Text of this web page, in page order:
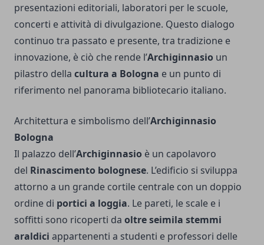
presentazioni editoriali, laboratori per le scuole,
concerti e attività di divulgazione. Questo dialogo
continuo tra passato e presente, tra tradizione e
innovazione, è ciò che rende l’Archiginnasio un
pilastro della cultura a Bologna e un punto di
riferimento nel panorama bibliotecario italiano.
Architettura e simbolismo dell’Archiginnasio
Bologna
Il palazzo dell’Archiginnasio è un capolavoro
del Rinascimento bolognese. L’edificio si sviluppa
attorno a un grande cortile centrale con un doppio
ordine di portici a loggia. Le pareti, le scale e i
soffitti sono ricoperti da oltre seimila stemmi
araldici appartenenti a studenti e professori delle